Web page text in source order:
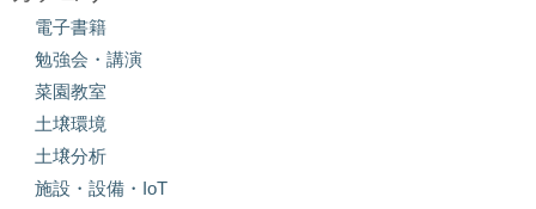
電子書籍
勉強会・講演
菜園教室
土壌環境
土壌分析
施設・設備・IoT